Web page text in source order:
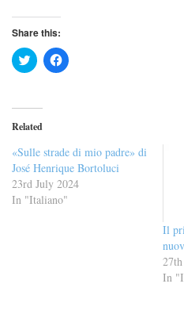
Share this:
Click
to
(Opens
in
new
Click
to
Related
«Sulle strade di mio padre» di
José Henrique Bortoluci
23rd July 2024
In "Italiano"
Il
In